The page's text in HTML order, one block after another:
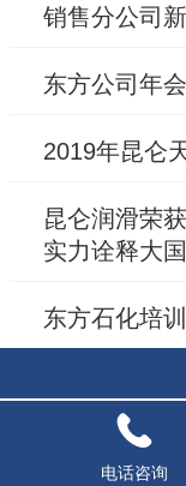
销售分公司
东方公司年
2019年昆仑
昆仑润滑荣
实力诠释大
东方石化培
电话咨询